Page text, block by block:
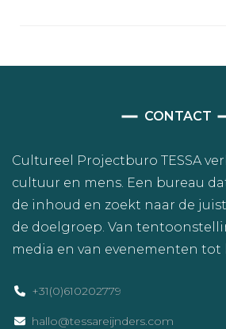
CONTACT
Cultureel Projectburo TESSA
cultuur en mens. Een bureau
de inhoud en zoekt naar de
de doelgroep. Van
media en van evenementen tot
+31(0)610202779
hallo@tessareijnders.com